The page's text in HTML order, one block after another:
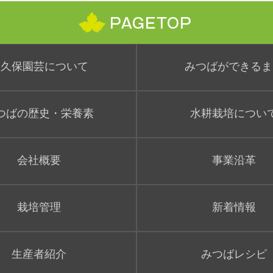
保園芸について みつばができる
ばの歴史・栄養素 水耕栽培につい
会社概要 事業沿革
栽培管理 新着情報
生産者紹介 みつばレシピ